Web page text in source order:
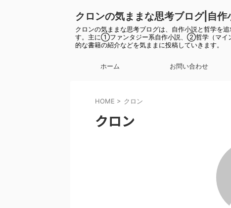
クロンの気ままな思考ブログ|自作
クロンの気ままな思考ブログは、自作小説と哲学を
す。主に①ファンタジー系自作小説、②哲学（マイ
的な書籍の紹介などを気ままに投稿していきます。
ホーム お問い合わせ
HOME > クロン
クロン